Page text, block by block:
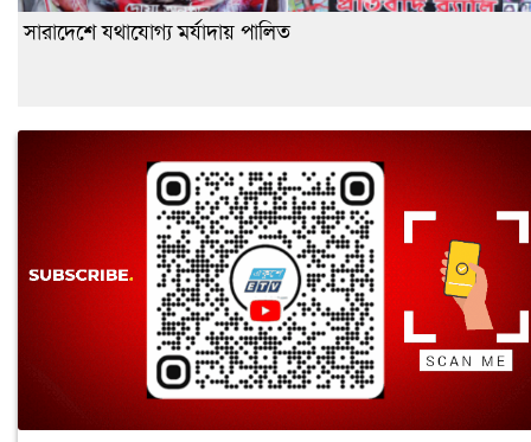
সারাদেশে যথাযোগ্য মর্যাদায় পালিত